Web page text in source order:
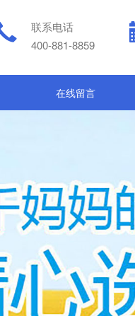
联系电话
400-881-8859
在线留言